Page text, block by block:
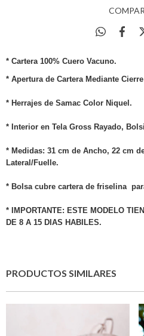
* Cartera 100% Cuero Vacuno.
* Apertura de Cartera Mediante
* Herrajes de Samac Color Niquel.
* Interior en Tela Gross Rayado,
* Medidas: 31 cm de Ancho, 22 cm
Lateral/Fuelle.
* Bolsa cubre cartera de friselina
* IMPORTANTE: ESTE MODELO
DE 8 A 15 DIAS HABILES.
PRODUCTOS SIMILARES